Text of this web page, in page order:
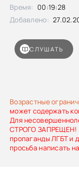
Возрастные
может содержать
Для
СТРОГО ЗАПРЕЩЕН!
пропаганды ЛГБТ и
просьба написать
СЛУШАТЬ
Время: 00:19:28
Добавлено: